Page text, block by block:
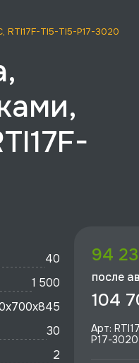
TI5-TI5-P17-3020
40
1 500
30
2
94
после
104
Арт:
P17-3020